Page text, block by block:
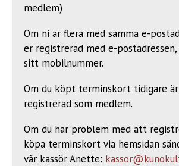
medlem)
Om ni är flera med samma e-
er registrerad med e-
sitt mobilnummer.
Om du köpt terminskort tidigare
registrerad som medlem.
Om du har problem med att
köpa terminskort via hemsidan
vår kassör Anette: